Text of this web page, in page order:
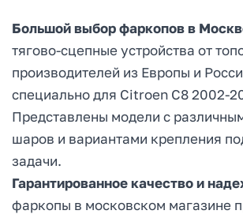
Большой выбор фаркопов в
тягово-сцепные устройства от
производителей из Европы и
специально для Citroen C8 2002-
Представлены модели с
шаров и вариантами крепления
задачи.
Гарантированное качество и
фаркопы в московском магазине